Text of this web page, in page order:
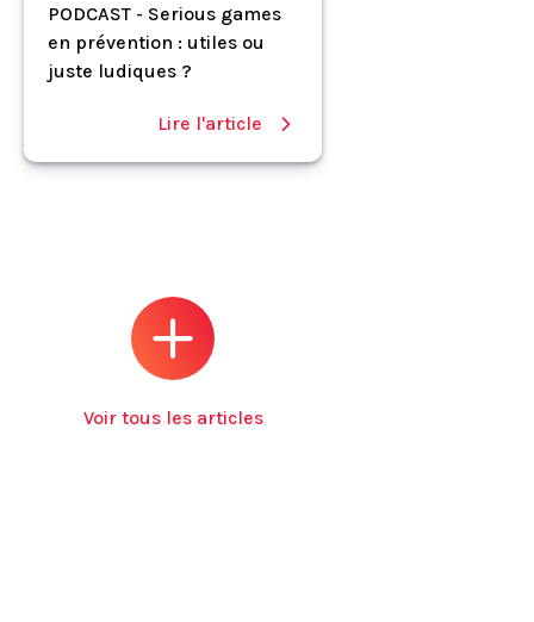
PODCAST - Serious games
en prévention : utiles ou
juste ludiques ?
Lire l'article
Voir tous les articles